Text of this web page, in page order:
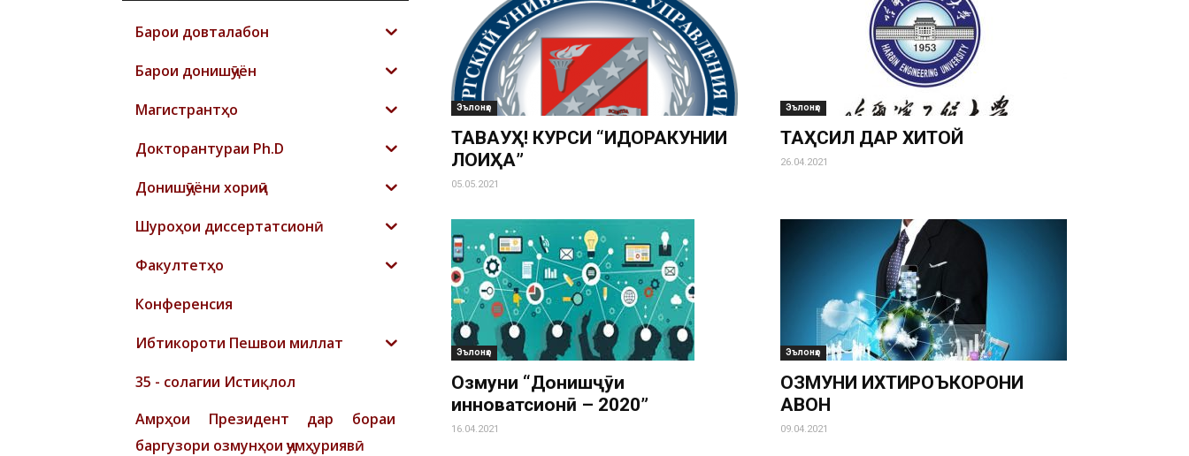
Эълонҳо
ТАВАҶҶУҲ! КУРСИ “ИДОРАКУНИИ
ЛОИҲА”
05.05.2021
Эълонҳо
ТАҲСИЛ ДАР ХИТОЙ
26.04.2021
Эълонҳо
Озмуни “Донишҷӯи
инноватсионӣ – 2020”
16.04.2021
Эълонҳо
ОЗМУНИ ИХТИРОЪКОРОНИ
ҶАВОН
09.04.2021
Барои довталабон
Барои донишҷӯён
Магистрантҳо
Докторантураи Ph.D
Донишҷӯёни хориҷӣ
Шyроҳои диссертатсионӣ
Факултетҳо
Конференсия
Ибтикороти Пешвои миллат
35 - солагии Истиқлол
Амрҳои Президент дар бораи
баргузори озмунҳои ҷумҳуриявӣ